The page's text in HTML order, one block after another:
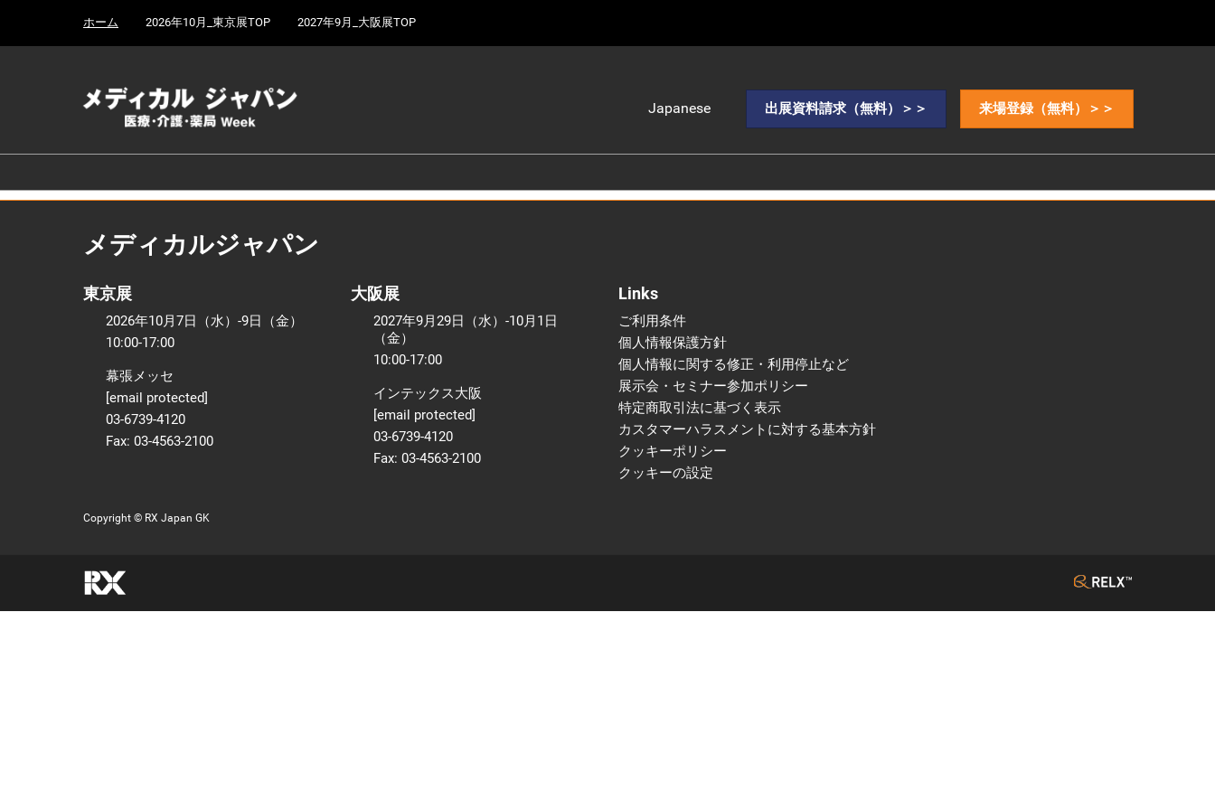
キ
し
to
ホーム 2026年10月_東京展TOP 2027年9月_大阪展TOP
Japanese
中文
出展資料請求（無料）＞＞ 来場登録（無料）＞＞
メディカルジャパン
東京展
2026年10月7日（水）-9日（金）
10:00-17:00
幕張メッセ
[email protected]
03-6739-4120
Fax: 03-4563-2100
大阪展
2027年9月29日（水）-10月1日
（金）
10:00-17:00
インテックス大阪
[email protected]
03-6739-4120
Fax: 03-4563-2100
Links
ご利用条件
個人情報保護方針
個人情報に関する修正・利用停止など
展示会・セミナー参加ポリシー
特定商取引法に基づく表示
カスタマーハラスメントに対する基本方針
クッキーポリシー
クッキーの設定
Copyright © RX Japan GK